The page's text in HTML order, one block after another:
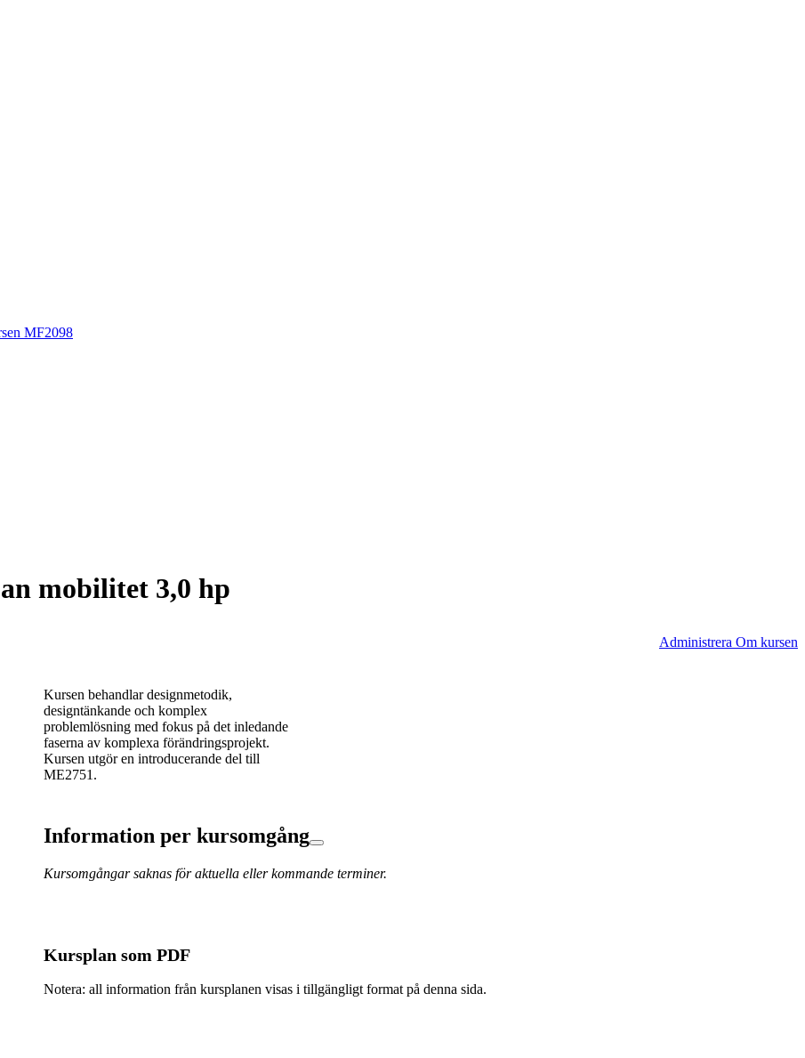
MF2098
mobilitet 3,0 hp
Administrera Om kursen
Kursen behandlar designmetodik,
designtänkande och komplex
problemlösning med fokus på det inledande
faserna av komplexa förändringsprojekt.
Kursen utgör en introducerande del till
ME2751.
Information per kursomgång
Kursomgångar saknas för aktuella eller kommande terminer.
Kursplan som PDF
Notera: all information från kursplanen visas i tillgängligt format på denna sida.